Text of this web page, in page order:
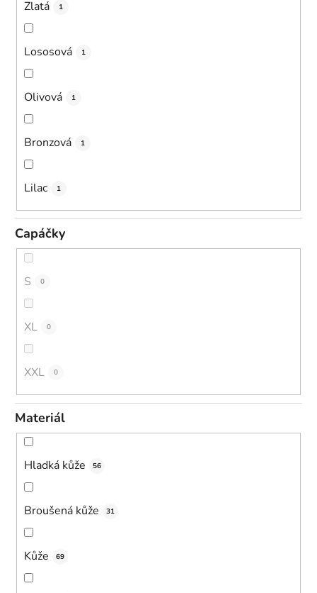
Zlatá 1
Lososová 1
Olivová 1
Bronzová 1
Lilac 1
Capáčky
S 0
XL 0
XXL 0
Materiál
Hladká kůže 56
Broušená kůže 31
Kůže 69